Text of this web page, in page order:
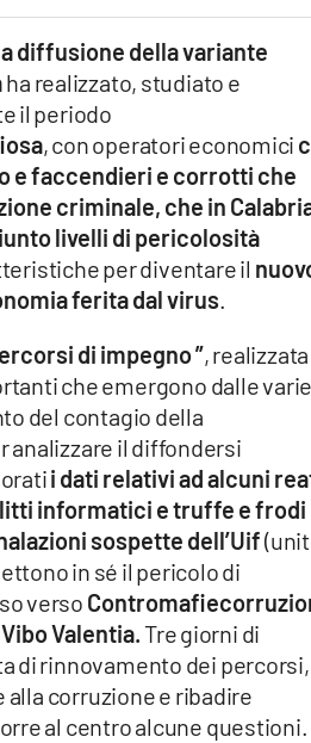
diffusione della variante
ha realizzato, studiato e
il periodo
, con operatori economici
e faccendieri e corrotti che
criminale, che in
livelli di pericolosità
per diventare il
ferita dal virus.
di impegno”, realizzata
che emergono dalle
del contagio della
analizzare il diffondersi
i dati relativi ad alcuni
informatici e truffe e frodi
sospette dell’Uif
in sé il pericolo di
verso
Valentia.Tre giorni di
di rinnovamento dei
corruzione e ribadire
al centro alcune questioni.